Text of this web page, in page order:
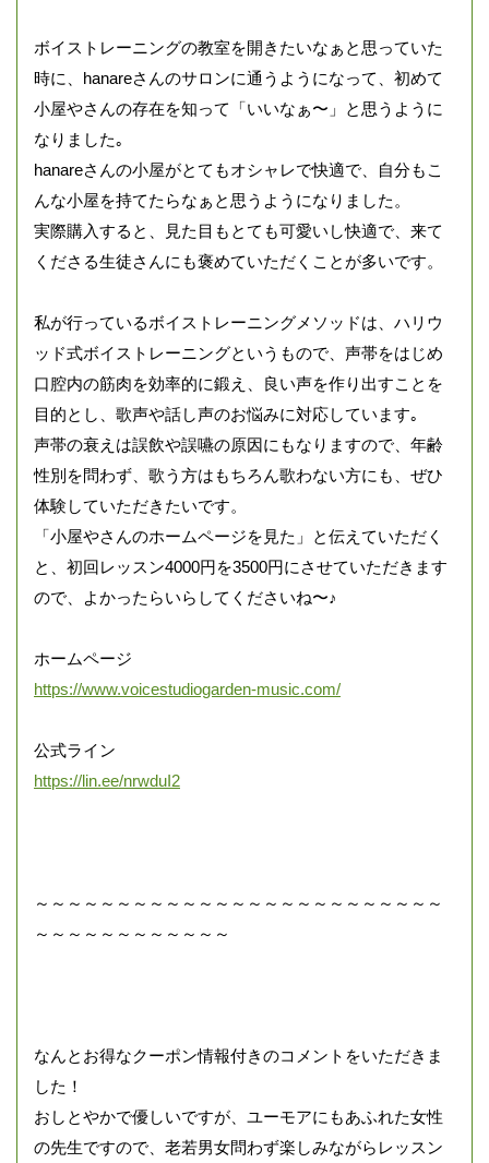
ボイストレーニングの教室を開きたいなぁと思っていた
時に、hanareさんのサロンに通うようになって、初めて
小屋やさんの存在を知って「いいなぁ〜」と思うように
なりました｡
hanareさんの小屋がとてもオシャレで快適で、自分もこ
んな小屋を持てたらなぁと思うようになりました。
実際購入すると、見た目もとても可愛いし快適で、来て
くださる生徒さんにも褒めていただくことが多いです。
私が行っているボイストレーニングメソッドは、ハリウ
ッド式ボイストレーニングというもので、声帯をはじめ
口腔内の筋肉を効率的に鍛え、良い声を作り出すことを
目的とし、歌声や話し声のお悩みに対応しています｡
声帯の衰えは誤飲や誤嚥の原因にもなりますので、年齢
性別を問わず、歌う方はもちろん歌わない方にも、ぜひ
体験していただきたいです。
「小屋やさんのホームページを見た」と伝えていただく
と、初回レッスン4000円を3500円にさせていただきます
ので、よかったらいらしてくださいね〜♪
ホームページ
https://www.voicestudiogarden-music.com/
公式ライン
https://lin.ee/nrwduI2
～～～～～～～～～～～～～～～～～～～～～～～～～
～～～～～～～～～～～～
なんとお得なクーポン情報付きのコメントをいただきま
した！
おしとやかで優しいですが、ユーモアにもあふれた女性
の先生ですので、老若男女問わず楽しみながらレッスン